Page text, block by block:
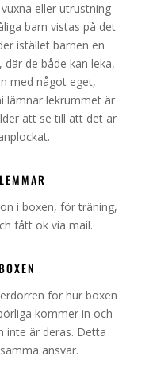
eller utrustning
barn vistas på det
istället barnen en
de både kan leka,
med något eget,
lämnar lekrummet är
att se till att det är
i boxen, för träning,
fått ok via mail.
för hur boxen
kommer in och
är deras. Detta
ansvar.